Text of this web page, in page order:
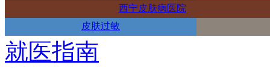
西宁皮肤病医院
皮肤过敏
就医指南